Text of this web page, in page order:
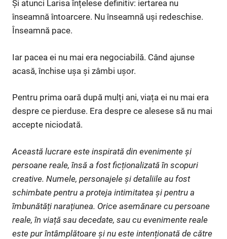
Și atunci Larisa înțelese definitiv: iertarea nu
înseamnă întoarcere. Nu înseamnă uși redeschise.
Înseamnă pace.
Iar pacea ei nu mai era negociabilă. Când ajunse
acasă, închise ușa și zâmbi ușor.
Pentru prima oară după mulți ani, viața ei nu mai era
despre ce pierduse. Era despre ce alesese să nu mai
accepte niciodată.
Această lucrare este inspirată din evenimente și
persoane reale, însă a fost ficționalizată în scopuri
creative. Numele, personajele și detaliile au fost
schimbate pentru a proteja intimitatea și pentru a
îmbunătăți narațiunea. Orice asemănare cu persoane
reale, în viață sau decedate, sau cu evenimente reale
este pur întâmplătoare și nu este intenționată de către